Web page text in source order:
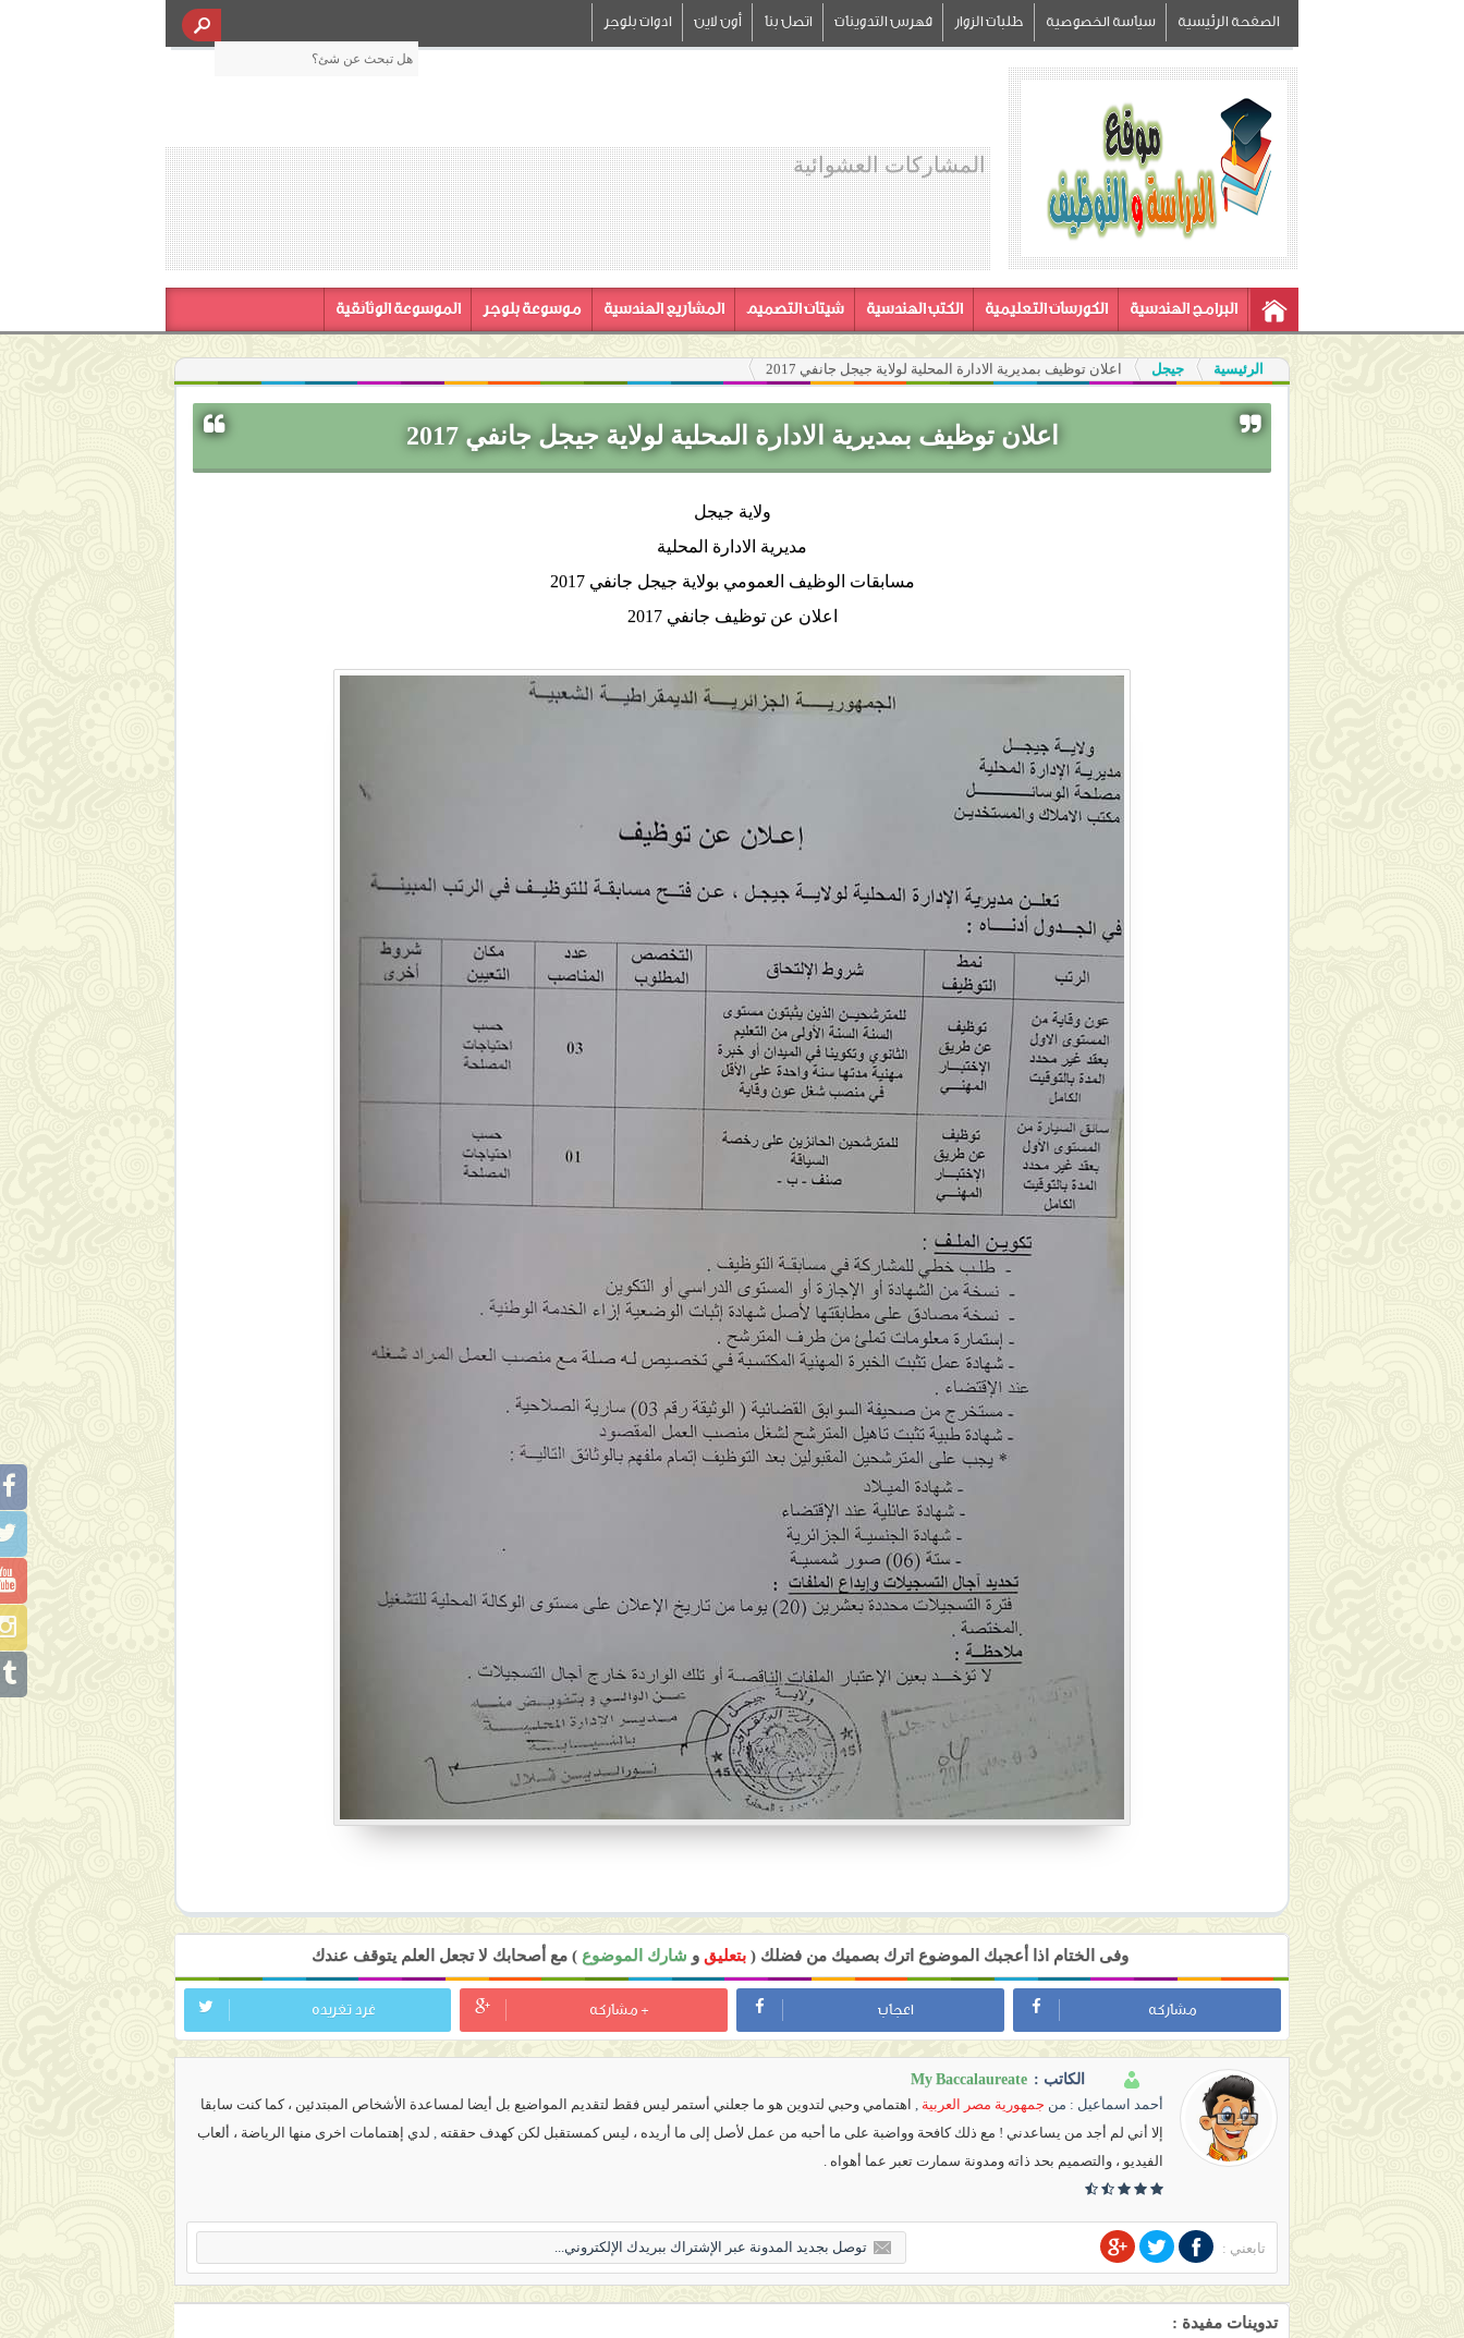
الصفحة الرئيسية سياسة الخصوصية طلبات الزوار فهرس التدوينات اتصل بنا أون لاين ادوات بلوجر
المشاركات العشوائية
البرامج الهندسية الكورسات التعليمية الكتب الهندسية شيتات التصميم المشاريع الهندسية موسوعة بلوجر الموسوعة الوثائقية
الرئيسية جيجل اعلان توظيف بمديرية الادارة المحلية لولاية جيجل جانفي 2017
اعلان توظيف بمديرية الادارة المحلية لولاية جيجل جانفي 2017
ولاية جيجل
مديرية الادارة المحلية
مسابقات الوظيف العمومي بولاية جيجل جانفي 2017
اعلان عن توظيف جانفي 2017
وفى الختام اذا أعجبك الموضوع اترك بصميك من فضلك ( بتعليق و شارك الموضوع ) مع أصحابك لا تجعل العلم يتوقف عندك
مشاركه اعجاب + مشاركه غرد تغريده
الكاتب : My Baccalaureate
أحمد اسماعيل : من جمهورية مصر العربية , اهتمامي وحبي لتدوين هو ما جعلني أستمر ليس فقط لتقديم المواضيع بل أيضا لمساعدة الأشخاص المبتدئين ، كما كنت سابقا
إلا أني لم أجد من يساعدني ! مع ذلك كافحة وواضبة على ما أحبه من عمل لأصل إلى ما أريده ، ليس كمستقبل لكن كهدف حققته , لدي إهتمامات اخرى منها الرياضة ، ألعاب
الفيديو ، والتصميم بحد ذاته ومدونة سمارت تعبر عما أهواه .
تابعني :
تدوينات مفيدة :